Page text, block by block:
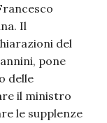
Il
del
pone
delle
il ministro
le supplenze